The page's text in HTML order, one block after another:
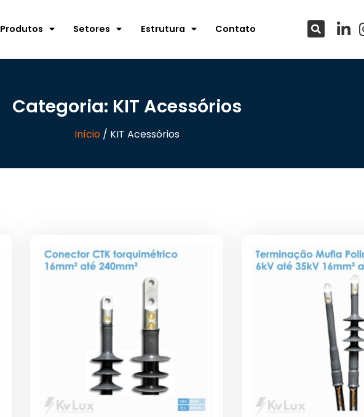
Produtos Setores Estrutura Contato
Categoria: KIT Acessórios
Início/ KIT Acessórios